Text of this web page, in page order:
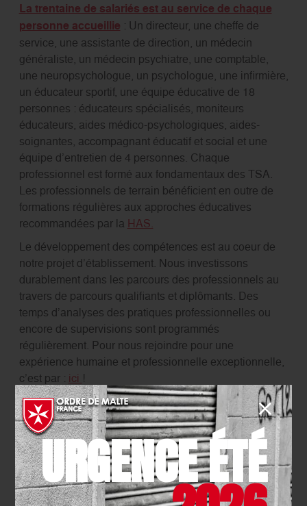
La trentaine de salariés est au service de chaque
personne accueillie : Un directeur, une cheffe de
service, une assistante de direction, un médecin
généraliste, un médecin psychiatre, une comptable,
une neuropsychologue, un psychologue, une infirmière,
un éducateur sportif, une équipe éducative de 18
personnes : éducateurs spécialisés, moniteurs
éducateurs, aides médico-psychologiques, aides-
soignantes, accompagnant éducatif et social et une
équipe d’entretien de 4 personnes. Chaque
professionnel est formé aux fondamentaux des TSA.
Les professionnels de terrain bénéficient en outre de
formations régulières aux approches éducatives
recommandées par la HAS.
Le développement des compétences est au coeur de
notre projet d’établissement. Nous investissons
durablement dans les parcours des professionnels au
travers de parcours qualifiants et diplômants. Des
temps d’analyses des pratiques professionnelles ou
encore de supervisions sont programmés
régulièrement. Pour nous rejoindre pour une
expérience humaine et professionnelle exceptionnelle,
c’est par : ici !
Le saviez-vous : la Maison Notre Dame de Philerme est
le camp de base de l’EMA 74(Equipe Mobile Autisme
de Haute Savoie) ?
URGENCE ÉTÉ